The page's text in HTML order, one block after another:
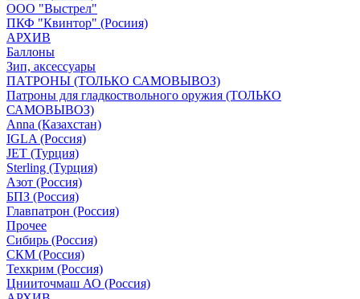
ООО "Выстрел"
ПКФ "Квинтор" (Росиия)
АРХИВ
Баллоны
Зип, аксессуары
ПАТРОНЫ (ТОЛЬКО САМОВЫВОЗ)
Патроны для гладкоствольного оружия (ТОЛЬКО
САМОВЫВОЗ)
Anna (Казахстан)
IGLA (Россия)
JET (Турция)
Sterling (Турция)
Азот (Россия)
БПЗ (Россия)
Главпатрон (Россия)
Прочее
Сибирь (Россия)
СКМ (Россия)
Техкрим (Россия)
Цнииточмаш АО (Россия)